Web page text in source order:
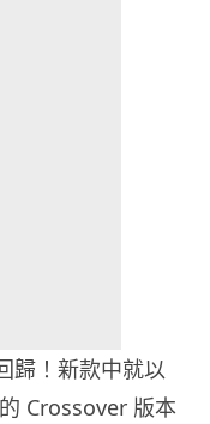
歸！新款中就以
Crossover 版本